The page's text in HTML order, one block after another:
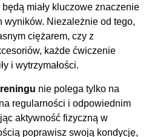
miały kluczowe znaczenie
Niezależnie od tego,
ciężarem, czy z
każde ćwiczenie
i wytrzymałości.
nie polega tylko na
regularności i odpowiednim
aktywność fizyczną w
poprawisz swoją kondycję,